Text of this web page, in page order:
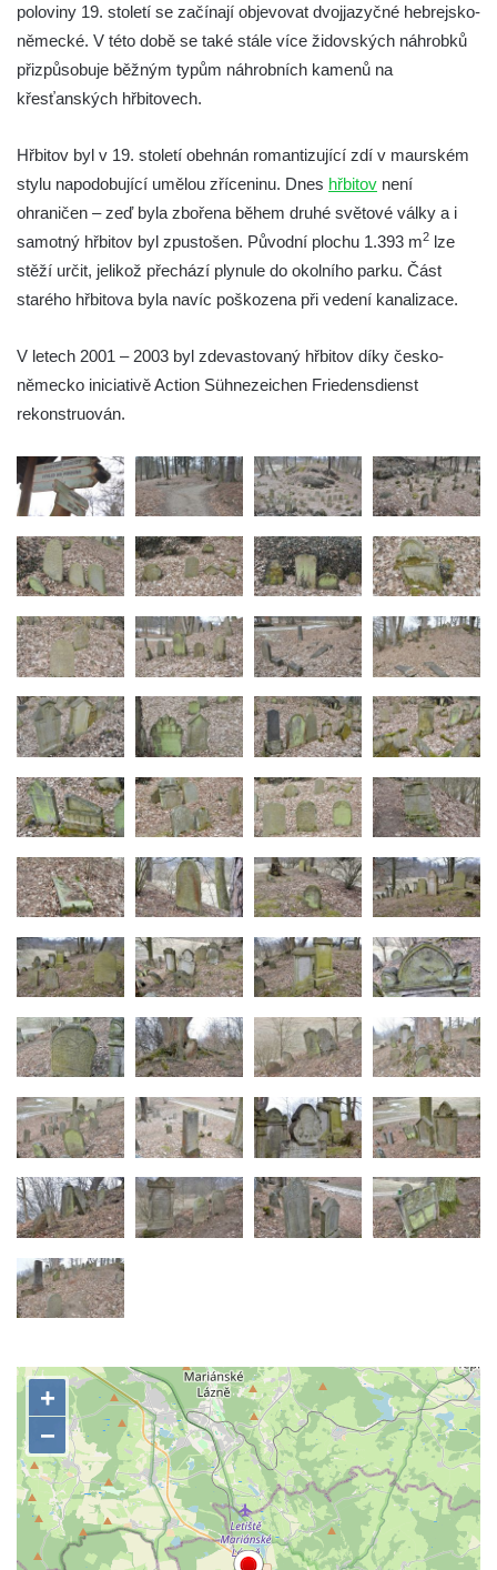
Židovský hřbitov Úbočí (Amonsgrün) pod
hradem Boršengrýn
Židovský hřbitov Malá Šitboř (Klein-
Židovský hřbitov Lomnička (Steingrub)
Židovský hřbitov Stříbro (Mies)
Starý a Nový židovský hřbitov v Tachově
Nový židovský hřbitov Náchod (Nachod)
Židovský hřbitov Kovanice
Židovský hřbitov Lysá nad Labem
Židovský hřbitov Praskolesy
Židovský hřbitov Milevsko
poloviny 19. století se začínají objevovat dvojjazyčné hebrejsko-
německé. V této době se také stále více židovských náhrobků
přizpůsobuje běžným typům náhrobních kamenů na
křesťanských hřbitovech.
Hřbitov byl v 19. století obehnán romantizující zdí v maurském
stylu napodobující umělou zříceninu. Dnes hřbitov není
ohraničen – zeď byla zbořena během druhé světové války a i
samotný hřbitov byl zpustošen. Původní plochu 1.393 m2 lze
stěží určit, jelikož přechází plynule do okolního parku. Část
starého hřbitova byla navíc poškozena při vedení kanalizace.
V letech 2001 – 2003 byl zdevastovaný hřbitov díky česko-
německo iniciativě Action Sühnezeichen Friedensdienst
rekonstruován.